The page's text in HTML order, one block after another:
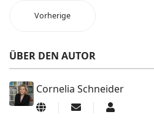
Vorherige
ÜBER DEN AUTOR
Cornelia Schneider
Updates Cornelia